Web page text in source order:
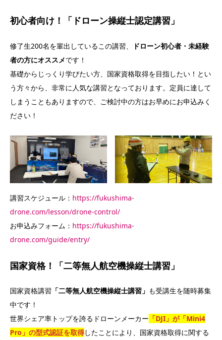
初心者向け！「ドローン操縦士認定講習」
修了生200名を輩出しているこの講習、
ドローン初心者・未経験
者の方にオススメです！
基礎からじっくり学びたい方、国家資格取得を目指したい！とい
う方々から、非常に人気な講習となっております。定員に達して
しまうこともありますので、ご検討中の方はお早めにお申込みく
ださい！
講習スケジュール： https://fukushima-
drone.com/lesson/drone-control/
お申込みフォーム： https://fukushima-
drone.com/guide/entry/
国家資格！「二等無人航空機操縦士講習」
国家資格講習 「二等無人航空機操縦士講習」 も受講生を随時募集
中です！
世界シェア率トップを誇るドローンメーカー 「DJI」が「Mini4
Pro」の型式認証を取得したことにより、国家資格取得に関する